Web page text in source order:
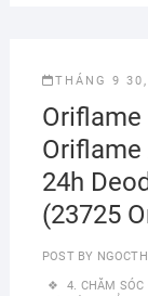
THÁNG 9
Oriflame
24h
(23725
POST BY
4. CHĂM SÓC